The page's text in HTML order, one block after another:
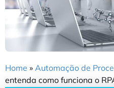
Home » Automação de
entenda como funciona o